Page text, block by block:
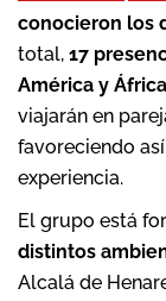
conocieron los
total, 17
América y África
viajarán en
favoreciendo
experiencia.
El grupo está
distintos
Alcalá de